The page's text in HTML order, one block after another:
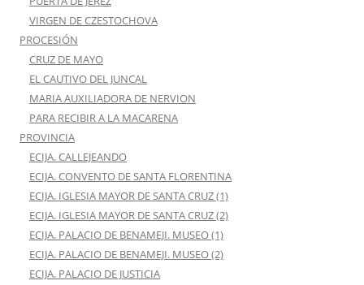
VIRGEN DE CZESTOCHOVA
PROCESIÓN
CRUZ DE MAYO
EL CAUTIVO DEL JUNCAL
MARIA AUXILIADORA DE NERVION
PARA RECIBIR A LA MACARENA
PROVINCIA
ECIJA. CALLEJEANDO
ECIJA. CONVENTO DE SANTA FLORENTINA
ECIJA. IGLESIA MAYOR DE SANTA CRUZ (1)
ECIJA. IGLESIA MAYOR DE SANTA CRUZ (2)
ECIJA. PALACIO DE BENAMEJI. MUSEO (1)
ECIJA. PALACIO DE BENAMEJI. MUSEO (2)
ECIJA. PALACIO DE JUSTICIA